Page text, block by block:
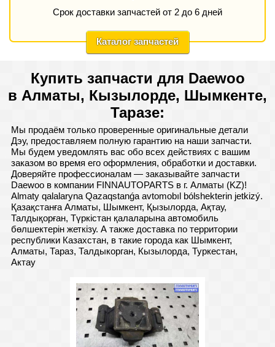
Срок доставки запчастей от 2 до 6 дней
Каталог запчастей
Купить запчасти для Daewoo
в Алматы, Кызылорде, Шымкенте,
Таразе:
Мы продаём только проверенные оригинальные детали
Дэу, предоставляем полную гарантию на наши запчасти.
Мы будем уведомлять вас обо всех действиях с вашим
заказом во время его оформления, обработки и доставки.
Доверяйте профессионалам — заказывайте запчасти
Daewoo в компании FINNAUTOPARTS в г. Алматы (KZ)!
Almaty qalalaryna Qazaqstanǵa avtomobıl bólshekterin jetkizý.
Қазақстанға Алматы, Шымкент, Қызылорда, Ақтау,
Талдықорған, Түркістан қалаларына автомобиль
бөлшектерін жеткізу. А также доставка по территории
республики Казахстан, в такие города как Шымкент,
Алматы, Тараз, Талдыкорган, Кызылорда, Туркестан,
Актау